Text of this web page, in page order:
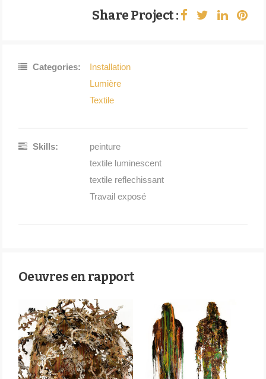
Share Project :
Categories:
Installation
Lumière
Textile
Skills:
peinture
textile luminescent
textile reflechissant
Travail exposé
Oeuvres en rapport